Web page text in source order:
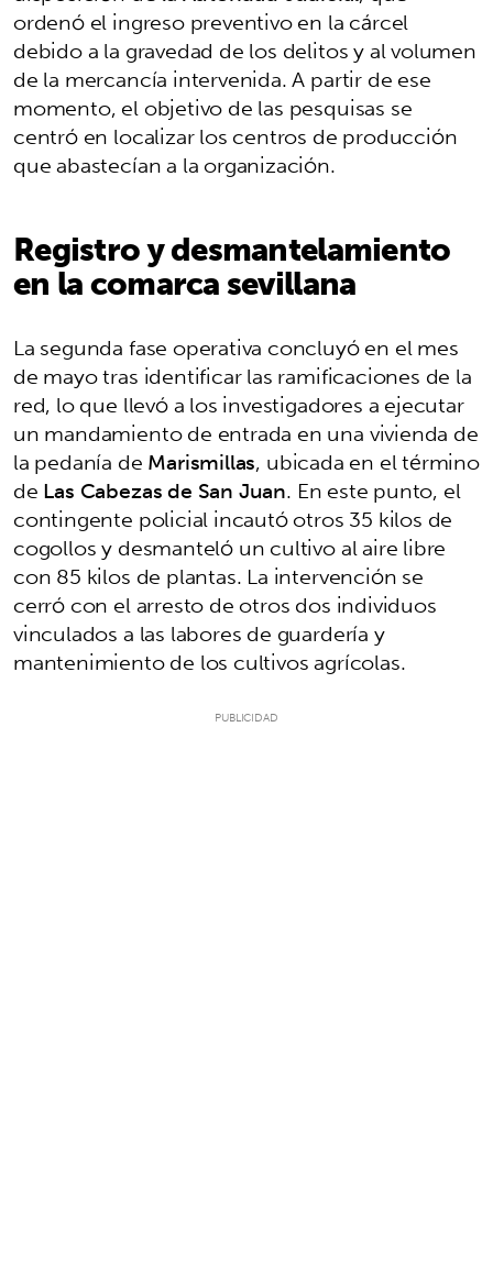
ordenó el ingreso preventivo en la cárcel
debido a la gravedad de los delitos y al volumen
de la mercancía intervenida. A partir de ese
momento, el objetivo de las pesquisas se
centró en localizar los centros de producción
que abastecían a la organización.
Registro y desmantelamiento
en la comarca sevillana
La segunda fase operativa concluyó en el mes
de mayo tras identificar las ramificaciones de la
red, lo que llevó a los investigadores a ejecutar
un mandamiento de entrada en una vivienda de
la pedanía deMarismillas, ubicada en el término
deLas Cabezas de San Juan. En este punto, el
contingente policial incautó otros 35 kilos de
cogollos y desmanteló un cultivo al aire libre
con 85 kilos de plantas. La intervención se
cerró con el arresto de otros dos individuos
vinculados a las labores de guardería y
mantenimiento de los cultivos agrícolas.